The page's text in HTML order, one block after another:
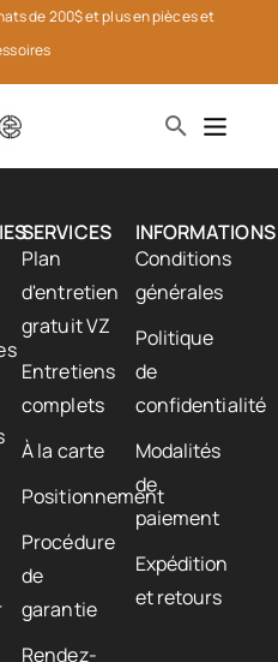
de 200$ et plus en pièces et
SERVICES
Plan
d'entretien
gratuit VZ
Entretiens
complets
À la carte
Positionnement
Procédure
de
garantie
Rendez-
INFORMATIONS
Conditions
générales
Politique
de
confidentialité
Modalités
de
paiement
Expédition
et retours